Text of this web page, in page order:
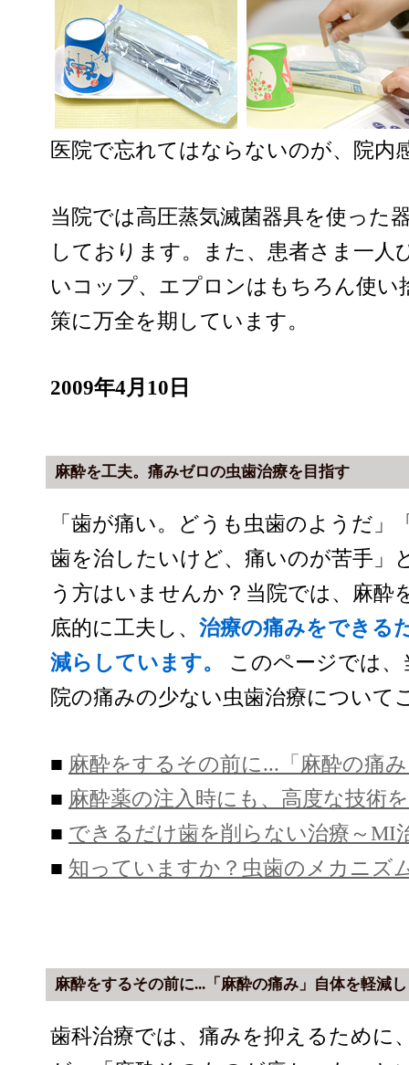
医院で忘れてはならないのが、院内
当院では高圧蒸気滅菌器具を使った
しております。また、患者さま一人
いコップ、エプロンはもちろん使い
策に万全を期しています。
2009年4月10日
麻酔を工夫。痛みゼロの虫歯治療を目指す
「歯が痛い。どうも虫歯のようだ」
歯を治したいけど、痛いのが苦手」
う方はいませんか？当院では、麻酔
底的に工夫し、 治療の痛みをできる
減らしています。
このページでは、
院の痛みの少ない虫歯治療について
■ 麻酔をするその前に...「麻酔の痛
■ 麻酔薬の注入時にも、高度な技術
■ できるだけ歯を削らない治療～MI
■ 知っていますか？虫歯のメカニズ
麻酔をするその前に...「麻酔の痛み」自体を軽減
歯科治療では、痛みを抑えるために